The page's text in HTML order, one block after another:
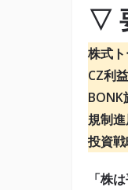
▽
株式
CZ利
BONK
規制
投資
「株